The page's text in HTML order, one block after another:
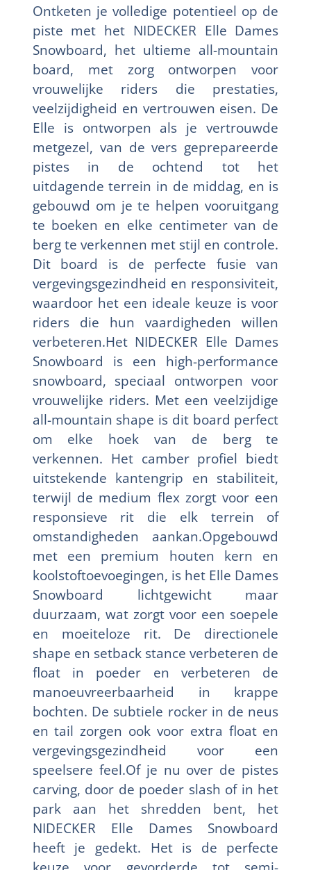
Ontketen je volledige potentieel op de
piste met het NIDECKER Elle Dames
Snowboard, het ultieme all-mountain
board, met zorg ontworpen voor
vrouwelijke riders die prestaties,
veelzijdigheid en vertrouwen eisen. De
Elle is ontworpen als je vertrouwde
metgezel, van de vers geprepareerde
pistes in de ochtend tot het
uitdagende terrein in de middag, en is
gebouwd om je te helpen vooruitgang
te boeken en elke centimeter van de
berg te verkennen met stijl en controle.
Dit board is de perfecte fusie van
vergevingsgezindheid en responsiviteit,
waardoor het een ideale keuze is voor
riders die hun vaardigheden willen
verbeteren.Het NIDECKER Elle Dames
Snowboard is een high-performance
snowboard, speciaal ontworpen voor
vrouwelijke riders. Met een veelzijdige
all-mountain shape is dit board perfect
om elke hoek van de berg te
verkennen. Het camber profiel biedt
uitstekende kantengrip en stabiliteit,
terwijl de medium flex zorgt voor een
responsieve rit die elk terrein of
omstandigheden aankan.Opgebouwd
met een premium houten kern en
koolstoftoevoegingen, is het Elle Dames
Snowboard lichtgewicht maar
duurzaam, wat zorgt voor een soepele
en moeiteloze rit. De directionele
shape en setback stance verbeteren de
float in poeder en verbeteren de
manoeuvreerbaarheid in krappe
bochten. De subtiele rocker in de neus
en tail zorgen ook voor extra float en
vergevingsgezindheid voor een
speelsere feel.Of je nu over de pistes
carving, door de poeder slash of in het
park aan het shredden bent, het
NIDECKER Elle Dames Snowboard
heeft je gedekt. Het is de perfecte